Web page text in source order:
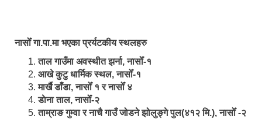
नासोँ गा.पा.मा भएका प्रर्यटकीय स्थलहरु
ताल गाउँमा अवस्थीत झर्ना, नासोँ-१
आखे कुटु धार्मिक स्थल, नासोँ-१
मार्खै डाँडा, नासोँ १ र नासोँ ४
डाेना ताल, नासोँ-२
ताम्राङ गुम्वा र नाचै गाउँ जोडने झोलुङ्गे पुल(४१२ मि.), नासोँ -२